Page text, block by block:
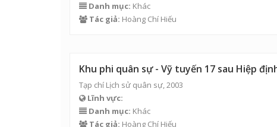
Danh mục: Khác
Tác giả: Hoàng Chí Hiếu
Khu phi quân sự - Vỹ tuyến 17 sau Hiệp
Tạp chí Lịch sử quân sự, 2003
Lĩnh vực:
Danh mục: Khác
Tác giả: Hoàng Chí Hiếu